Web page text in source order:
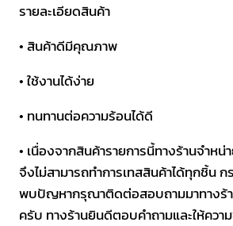
ทช์
สี
ขาว
ชิ้น
รายละเอียดสินค้า
• สินค้าดีมีคุณภาพ
• ใช้งานได้ง่าย
• ทนทานต่อความร้อนได้ดี
• เนื่องจากสินค้ารายการนี้ทางร้านจำห
จึงไม่สามารถทำการเทสสินค้าได้ทุกชิ้น
พบปัญหากรุณาติดต่อสอบถามมาทางร้า
ครับ ทางร้านยินดีตอบคำถามและให้ควา